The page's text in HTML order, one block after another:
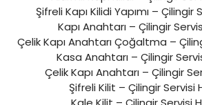
Şifreli Kapı Kilidi Yapımı –
Kapı Anahtarı – Çilingir
Çelik Kapı Anahtarı Çoğaltma –
Kasa Anahtarı – Çilingir
Çelik Kapı Anahtarı – Çilingir
Şifreli Kilit – Çilingir Servisi